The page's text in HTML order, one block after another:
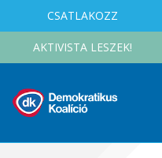
CSATLAKOZZ
AKTIVISTA LESZEK!